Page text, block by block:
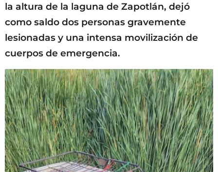
la altura de la laguna de Zapotlán, dejó
como saldo dos personas gravemente
lesionadas y una intensa movilización de
cuerpos de emergencia.